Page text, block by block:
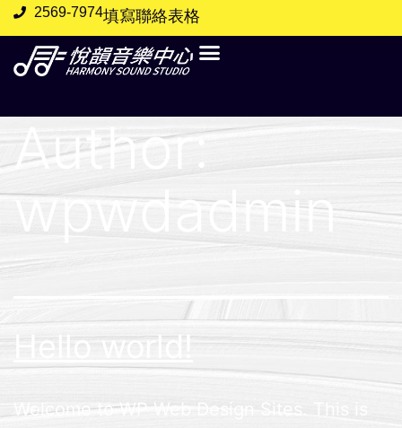
2569-7974填寫聯絡表格
Author:
wpwdadmin
Hello world!
Welcome to WP Web Design Sites. This is